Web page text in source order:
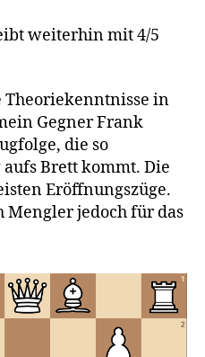
weiterhin mit 4/5
in
Gegner Frank
die so
Brett kommt. Die
Eröffnungszüge.
Mengler jedoch für das